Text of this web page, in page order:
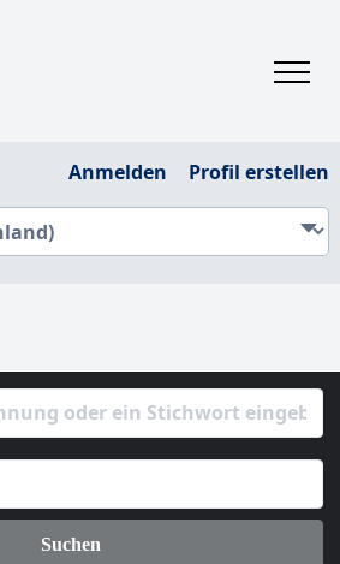
Anmelden Profil erstellen
Suchen